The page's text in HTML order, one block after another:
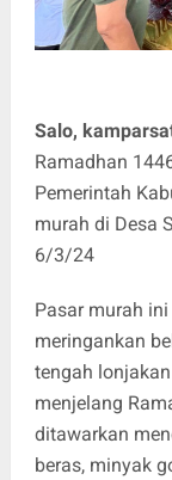
Salo,
Ramadhan
Pemerintah
murah di Desa
6/3/24
Pasar murah
meringankan
tengah
menjelang
ditawarkan
beras, minyak